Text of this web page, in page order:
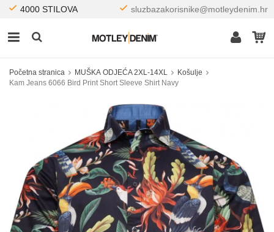
4000 STILOVA sluzbazakorisnike@motleydenim.hr
Početna stranica MUŠKA ODJEĆA 2XL-14XL
Košulje
Kam Jeans 6066 Bird Print Short Sleeve Shirt Navy